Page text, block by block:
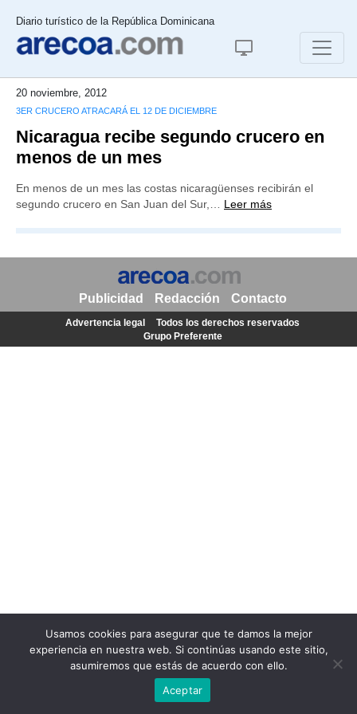
Diario turístico de la República Dominicana
20 noviembre, 2012
3ER CRUCERO ATRACARÁ EL 12 DE DICIEMBRE
Nicaragua recibe segundo crucero en
menos de un mes
En menos de un mes las costas nicaragüenses recibirán el
segundo crucero en San Juan del Sur,… Leer más
Usamos cookies para asegurar que te damos la mejor
experiencia en nuestra web. Si continúas usando este sitio,
asumiremos que estás de acuerdo con ello.
Aceptar
Publicidad Redacción Contacto
Advertencia legal
Todos los derechos reservados
Grupo Preferente